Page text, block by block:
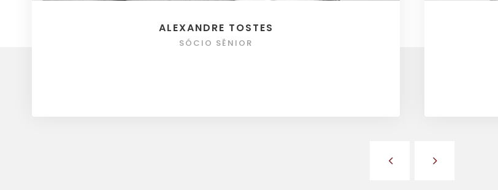
ALEXANDRE TOSTES
SÓCIO SÊNIOR